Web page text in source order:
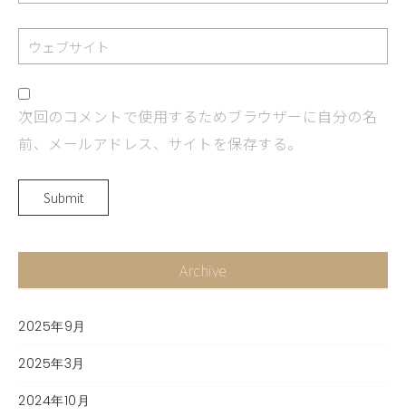
次回のコメントで使用するためブラウザーに自分の名
前、メールアドレス、サイトを保存する。
Archive
2025年9月
2025年3月
2024年10月